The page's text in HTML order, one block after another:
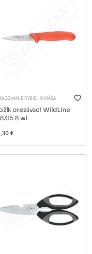
RYBIEHO MÄSA
orezávací WildLine
8 wl
€